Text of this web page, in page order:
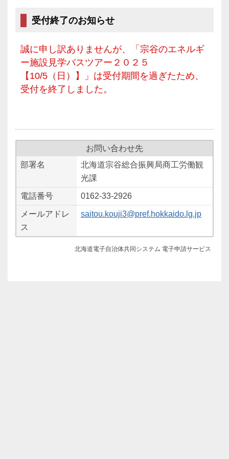
受付終了のお知らせ
誠に申し訳ありませんが、「宗谷のエネルギ
ー施設見学バスツアー２０２５
【10/5（日）】」は受付期間を過ぎたため、
受付を終了しました。
お問い合わせ先
部署名
北海道宗谷総合振興局商工労働観
光課
電話番号 0162-33-2926
メールアドレ
ス
saitou.kouji3@pref.hokkaido.lg.jp
北海道電子自治体共同システム 電子申請サービス